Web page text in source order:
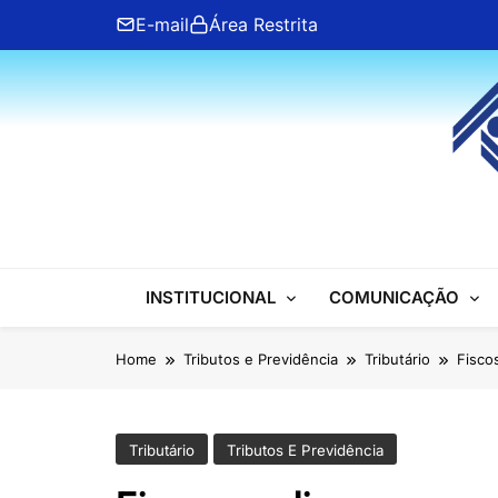
content
E-mail Área Restrita
ANFIP Nacional
INSTITUCIONAL COMUNICAÇÃO
Home Tributos e Previdência Tributário
Tributário Tributos E Previdência